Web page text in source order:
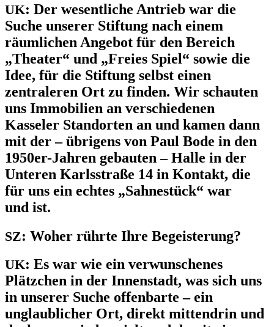
UK: Der wesentliche Antrieb war die
Suche unserer Stiftung nach einem
räumlichen Angebot für den Bereich
„Theater“ und „Freies Spiel“ sowie die
Idee, für die Stiftung selbst einen
zentraleren Ort zu finden. Wir schauten
uns Immobilien an verschiedenen
Kasseler Standorten an und kamen dann
mit der – übrigens von Paul Bode in den
1950er-Jahren gebauten – Halle in der
Unteren Karlsstraße 14 in Kontakt, die
für uns ein echtes „Sahnestück“ war
und ist.
SZ: Woher rührte Ihre Begeisterung?
UK: Es war wie ein verwunschenes
Plätzchen in der Innenstadt, was sich uns
in unserer Suche offenbarte – ein
unglaublicher Ort, direkt mittendrin und